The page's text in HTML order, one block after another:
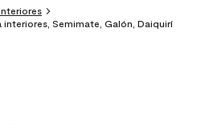
interiores, Semimate, Galón, Daiquirí